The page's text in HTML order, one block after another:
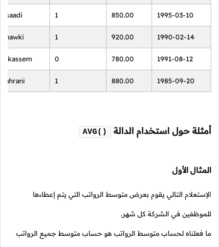
Asaadi 1 850.00 1995-03-10
Shawki 1 920.00 1990-02-14
Alkassem 0 780.00 1991-08-12
Zahrani 1 880.00 1985-09-20
أمثلة حول استخدام الدالة AVG()
المثال الأول
الإستعلام التالي يقوم بعرض متوسط الرواتب التي يتم إعطاءها
للموظفين في الشركة كل شهر.
ما فعلناه لحساب متوسط الرواتب هو حساب متوسط جميع الرواتب